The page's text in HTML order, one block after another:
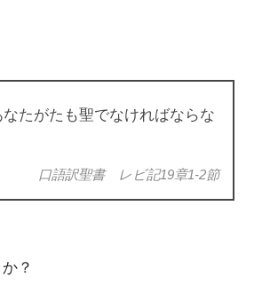
たがたも聖でなければならな
口語訳聖書 レビ記19章1-2節
？